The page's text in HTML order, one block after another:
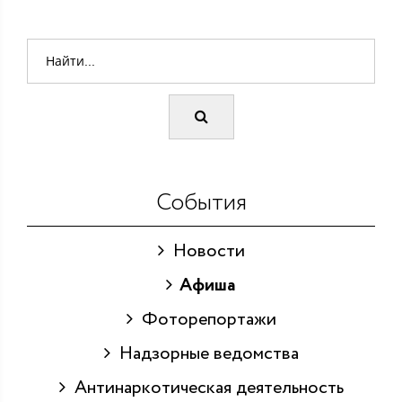
События
Новости
Афиша
Фоторепортажи
Надзорные ведомства
Антинаркотическая деятельность